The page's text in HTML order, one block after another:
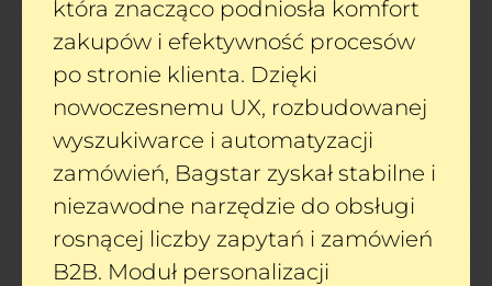
która znacząco podniosła komfort
zakupów i efektywność procesów
po stronie klienta. Dzięki
nowoczesnemu UX, rozbudowanej
wyszukiwarce i automatyzacji
zamówień, Bagstar zyskał stabilne i
niezawodne narzędzie do obsługi
rosnącej liczby zapytań i zamówień
B2B. Moduł personalizacji